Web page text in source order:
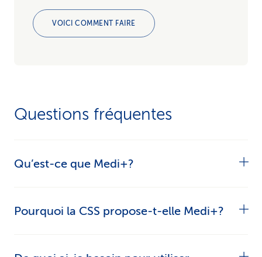
VOICI COMMENT FAIRE
Questions fréquentes
Qu’est-ce que Medi+?
numérique qui vous aide à gérer vos
Pourquoi la CSS propose-t-elle Medi+?